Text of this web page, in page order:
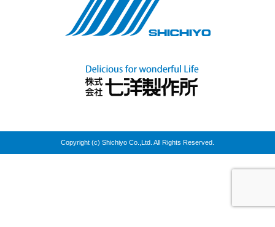
Copyright (c) Shichiyo Co.,Ltd. All Rights Reserved.